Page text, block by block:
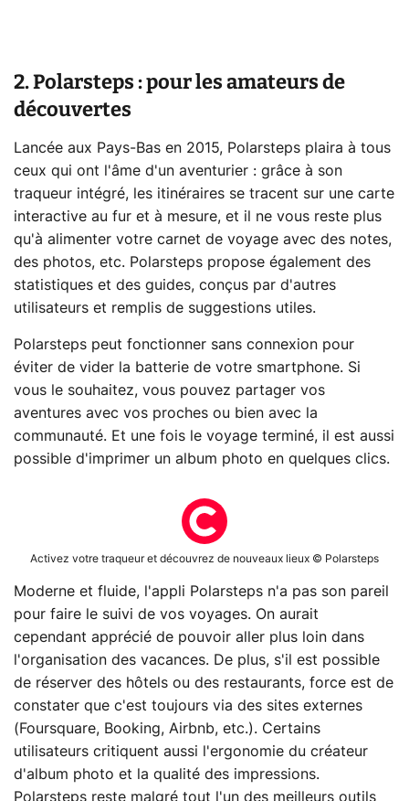
2. Polarsteps : pour les amateurs de
découvertes
Lancée aux Pays-Bas en 2015, Polarsteps plaira à tous
ceux qui ont l'âme d'un aventurier : grâce à son
traqueur intégré, les itinéraires se tracent sur une carte
interactive au fur et à mesure, et il ne vous reste plus
qu'à alimenter votre carnet de voyage avec des notes,
des photos, etc. Polarsteps propose également des
statistiques et des guides, conçus par d'autres
utilisateurs et remplis de suggestions utiles.
Polarsteps peut fonctionner sans connexion pour
éviter de vider la batterie de votre smartphone. Si
vous le souhaitez, vous pouvez partager vos
aventures avec vos proches ou bien avec la
communauté. Et une fois le voyage terminé, il est aussi
possible d'imprimer un album photo en quelques clics.
Activez votre traqueur et découvrez de nouveaux lieux © Polarsteps
Moderne et fluide, l'appli Polarsteps n'a pas son pareil
pour faire le suivi de vos voyages. On aurait
cependant apprécié de pouvoir aller plus loin dans
l'organisation des vacances. De plus, s'il est possible
de réserver des hôtels ou des restaurants, force est de
constater que c'est toujours via des sites externes
(Foursquare, Booking, Airbnb, etc.). Certains
utilisateurs critiquent aussi l'ergonomie du créateur
d'album photo et la qualité des impressions.
Polarsteps reste malgré tout l'un des meilleurs outils